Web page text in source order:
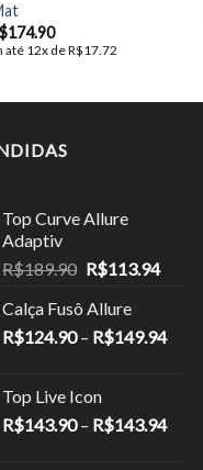
174.90O
preço
atual
até 12x deR$17.72
Top Curve Allure
Adaptiv
R$189.90 O
original
era:
R$113.94O
é:
Calça Fusô Allure
R$124.90 – R$149.94Faixa
Top Live Icon
R$143.90 – R$143.94Faixa